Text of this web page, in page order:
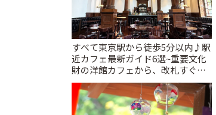
すべて東京駅から徒歩5分以内♪駅
近カフェ最新ガイド6選~重要文化
財の洋館カフェから、改札すぐの
レトロ喫茶まで~ | ことりっぷ